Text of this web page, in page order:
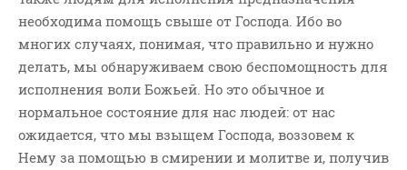
необходима помощь свыше от Господа. Ибо во
многих случаях, понимая, что правильно и нужно
делать, мы обнаруживаем свою беспомощность для
исполнения воли Божьей. Но это обычное и
нормальное состояние для нас людей: от нас
ожидается, что мы взыщем Господа, воззовем к
Нему за помощью в смирении и молитве и, получив